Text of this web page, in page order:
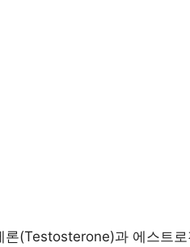
론(Testosterone)과 에스트